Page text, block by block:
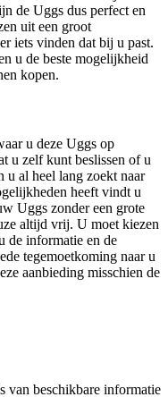
de Uggs dus perfect en
uit een groot
iets vinden dat bij u past.
u de beste mogelijkheid
kopen.
u deze Uggs op
u zelf kunt beslissen of u
al heel lang zoekt naar
heeft vindt u
Uggs zonder een grote
altijd vrij. U moet kiezen
de informatie en de
tegemoetkoming naar u
aanbieding misschien de
van beschikbare informatie